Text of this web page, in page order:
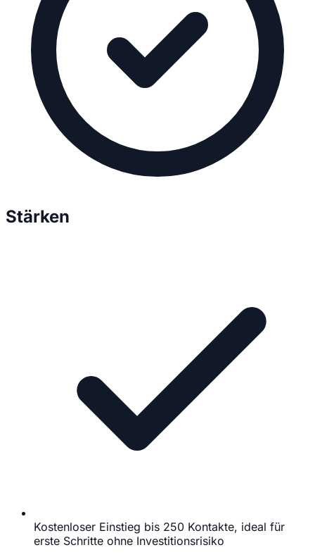
Stärken
Kostenloser Einstieg bis 250 Kontakte, ideal für
erste Schritte ohne Investitionsrisiko